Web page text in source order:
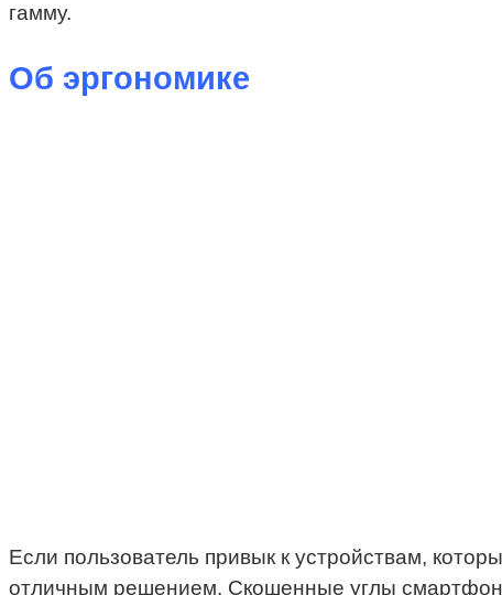
гамму.
Об эргономике
Если пользователь привык к устройствам,
отличным решением. Скошенные углы